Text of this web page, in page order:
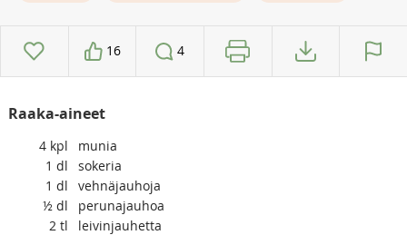
16 4
Raaka-aineet
4 kpl
munia
1 dl
sokeria
1 dl
vehnäjauhoja
½ dl
perunajauhoa
2 tl
leivinjauhetta